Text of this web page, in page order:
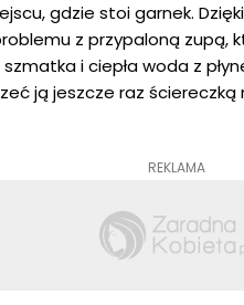
gdzie stoi garnek.
z przypaloną zupą,
i ciepła woda z
ją jeszcze raz
REKLAMA